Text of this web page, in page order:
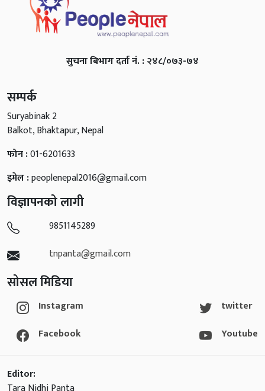
सुचना बिभाग दर्ता नं. : २४८/०७३-७४
सम्पर्क
Suryabinak 2
Balkot, Bhaktapur, Nepal
फोन :01-6201633
इमेल :peoplenepal2016@gmail.com
विज्ञापनको लागी
9851145289
tnpanta@gmail.com
सोसल मिडिया
Instagram
Facebook
twitter
Youtube
Editor: